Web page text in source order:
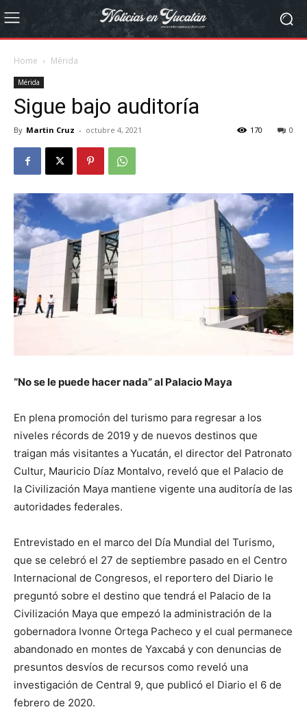
Home Mérida
Mérida
Sigue bajo auditoría
By Martin Cruz - octubre 4, 2021 0
170
“No se le puede hacer nada” al Palacio Maya
En plena promoción del turismo para regresar a los
niveles récords de 2019 y de nuevos destinos que
traigan más visitantes a Yucatán, el director del Patronato
Cultur, Mauricio Díaz Montalvo, reveló que el Palacio de
la Civilización Maya mantiene vigente una auditoría de las
autoridades federales.
Entrevistado en el marco del Día Mundial del Turismo,
que se celebró el 27 de septiembre pasado en el Centro
Internacional de Congresos, el reportero del Diario le
preguntó sobre el destino que tendrá el Palacio de la
Civilización Maya que empezó la administración de la
gobernadora Ivonne Ortega Pacheco y el cual permanece
abandonado en montes de Yaxcabá y con denuncias de
presuntos desvíos de recursos como reveló una
investigación de Central 9, que publicó el Diario el 6 de
febrero de 2020.